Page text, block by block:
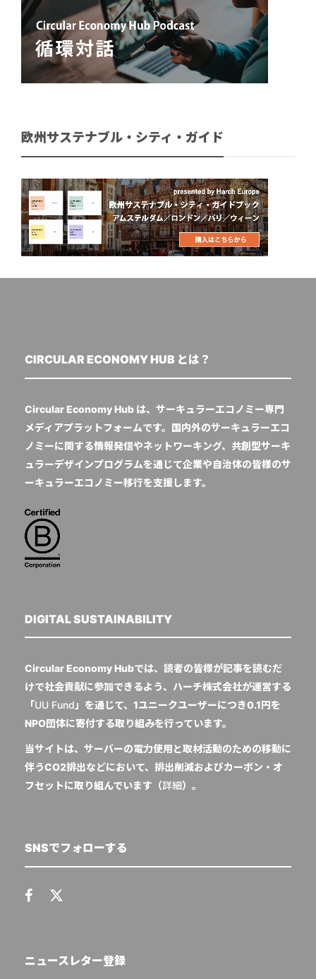
欧州サステナブル・シティ・ガイド
CIRCULAR ECONOMY HUB とは？
Circular Economy Hub は、サーキュラーエコノミー専門
メディアプラットフォームです。国内外のサーキュラーエコ
ノミーに関する情報発信やネットワーキング、共創型サーキ
ュラーデザインプログラムを通じて企業や自治体の皆様のサ
ーキュラーエコノミー移行を支援します。
DIGITAL SUSTAINABILITY
Circular Economy Hubでは、読者の皆様が記事を読むだ
けで社会貢献に参加できるよう、ハーチ株式会社が運営する
「UU Fund 」を通じて、1ユニークユーザーにつき0.1円を
NPO団体に寄付する取り組みを行っています。
当サイトは、サーバーの電力使用と取材活動のための移動に
伴うCO2排出などにおいて、排出削減およびカーボン・オ
フセットに取り組んでいます（詳細）。
SNSでフォローする
ニュースレター登録